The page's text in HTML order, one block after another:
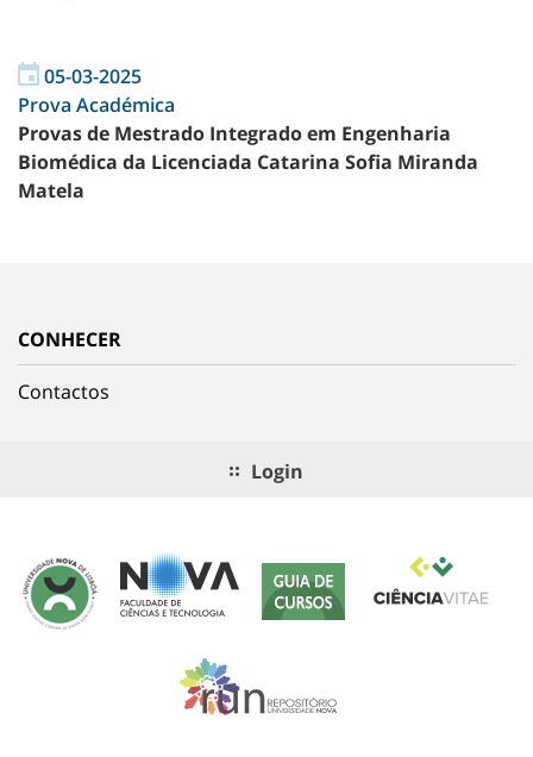
05-03-2025
Prova Académica
Provas de Mestrado Integrado em Engenharia
Biomédica da Licenciada Catarina Sofia Miranda
Matela
CONHECER
Contactos
Login